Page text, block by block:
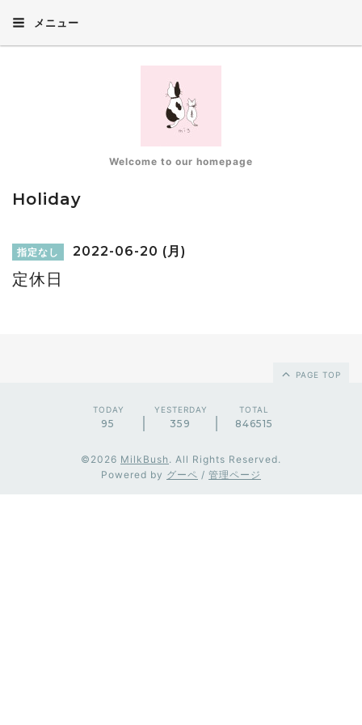
メニュー
Welcome to our homepage
Holiday
指定なし 2022-06-20 (月)
定休日
PAGE TOP
TODAY
95
YESTERDAY
359
TOTAL
846515
©2026 MilkBush . All Rights Reserved.
Powered by グーペ / 管理ページ